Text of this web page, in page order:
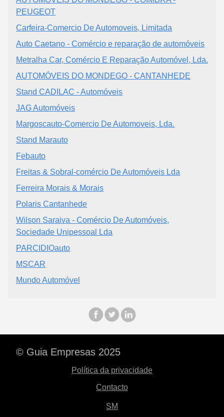
PEUGEOT
Carfeira-Comercio De Automoveis, Limitada
Auto Caetano - Comércio e reparação de automóveis
Metralha Car, Comércio E Reparação Automóvel, Lda.
AUTOMÓVEIS DO MONDEGO - CANTANHEDE
Stand CADILAC - Automóveis
JAG Automóveis
Margoscauto-Comercio De Automoveis, Lda.
Stand Marauto
Febauto
Freitas & Sobral-comércio De Automóveis Lda
Ferreira Morais & Morais
Polaris Cantanhede
Wilson Saraiva - Comércio De Automóveis,
Sociedade Unipessoal Lda
PARCIDIOauto
MSCAR
Mundo Automóvel
© Guia Empresas 2025
Política da privacidade
Contacto
SM